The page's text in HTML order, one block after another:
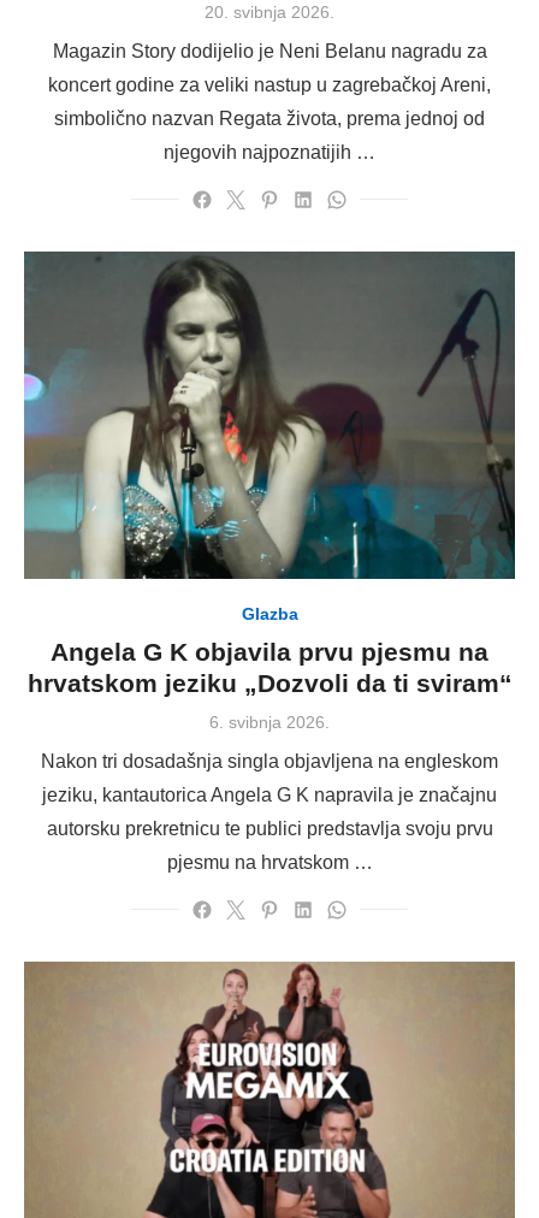
Posted
20. svibnja 2026.
Magazin Story dodijelio je Neni Belanu nagradu za
koncert godine za veliki nastup u zagrebačkoj Areni,
simbolično nazvan Regata života, prema jednoj od
njegovih najpoznatijih …
Glazba
Angela G K objavila prvu pjesmu na
hrvatskom jeziku „Dozvoli da ti sviram“
Posted
6. svibnja 2026.
Nakon tri dosadašnja singla objavljena na engleskom
jeziku, kantautorica Angela G K napravila je značajnu
autorsku prekretnicu te publici predstavlja svoju prvu
pjesmu na hrvatskom …